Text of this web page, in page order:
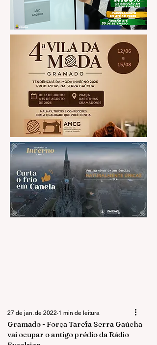
Gramado - Força Tarefa Serra Gaúcha
vai ocupar o antigo prédio da Rádio
27 de jan. de 2022 1 min de leitura